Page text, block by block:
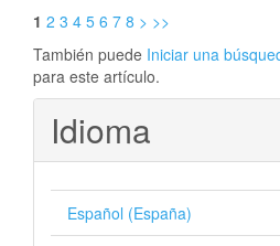
1 2 3 4 5 6 7 8 > >>
También puede Iniciar una
para este artículo.
Idioma
Español (España)